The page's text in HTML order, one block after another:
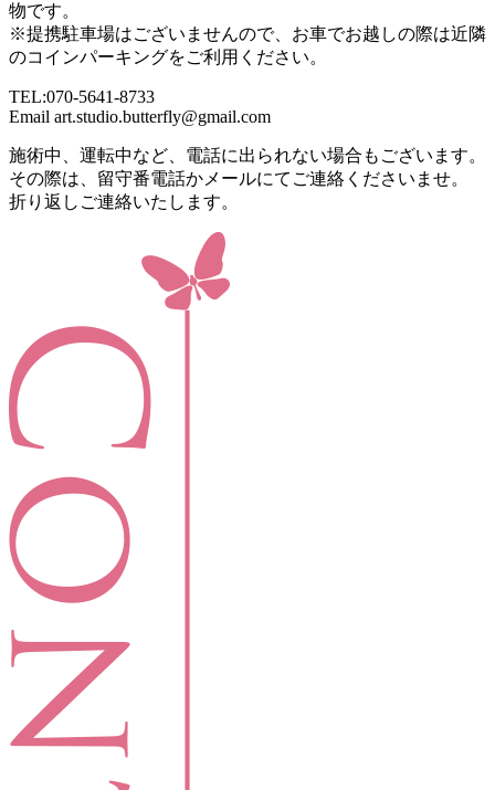
物です。
※提携駐車場はございませんので、お車でお越しの際は近隣
のコインパーキングをご利用ください。
TEL:070-5641-8733
Email art.studio.butterfly@gmail.com
施術中、運転中など、電話に出られない場合もございます。
その際は、留守番電話かメールにてご連絡くださいませ。
折り返しご連絡いたします。